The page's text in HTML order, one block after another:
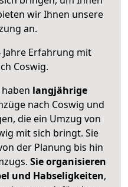
wir Ihnen unsere
an.
Erfahrung mit
Coswig.
langjährige
nach Coswig und
die ein Umzug von
mit sich bringt. Sie
der Planung bis hin
Sie organisieren
und Habseligkeiten,